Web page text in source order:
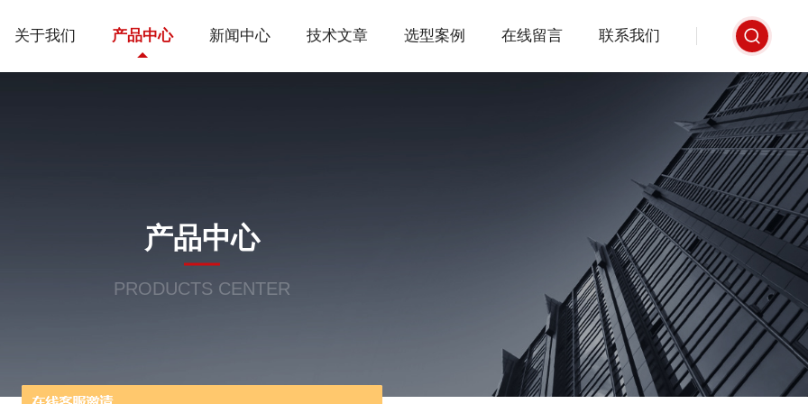
关于我们 产品中心 新闻中心 技术文章 选型案例 在线留言 联系我们
产品中心
PRODUCTS CENTER